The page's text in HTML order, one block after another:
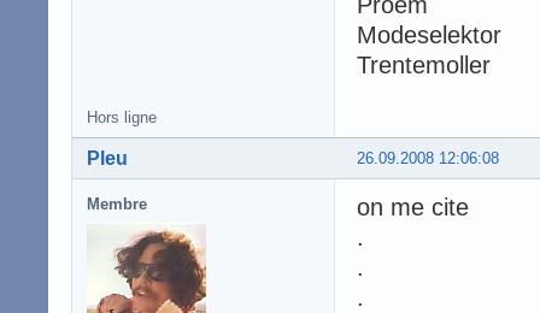
Modeselektor
Trentemoller
Hors ligne
26.09.2008 12:06:08
Pleu
Membre
on me cite
.
.
.